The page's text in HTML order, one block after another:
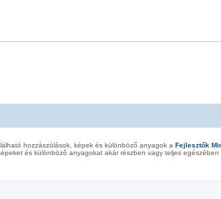
hozzászólások, képek és különböző anyagok a Fejlesztők
és különböző anyagokat akár részben vagy teljes